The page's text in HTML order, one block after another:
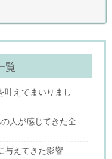
覧
叶えてまいりまし
人が感じてきた全
与えてきた影響